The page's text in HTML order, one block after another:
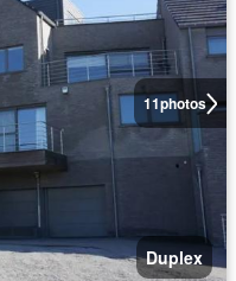
11photos
Duplex